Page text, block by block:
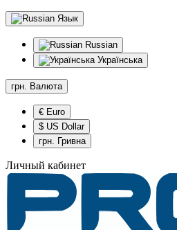
Язык
Russian
Українська
грн. Валюта
€ Euro
$ US Dollar
грн. Гривна
Личный кабинет